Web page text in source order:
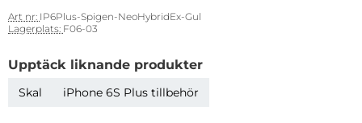
Art nr: IP6Plus-Spigen-NeoHybridEx-Gul
Lagerplats: F06-03
Upptäck liknande produkter
Skal iPhone 6S Plus tillbehör